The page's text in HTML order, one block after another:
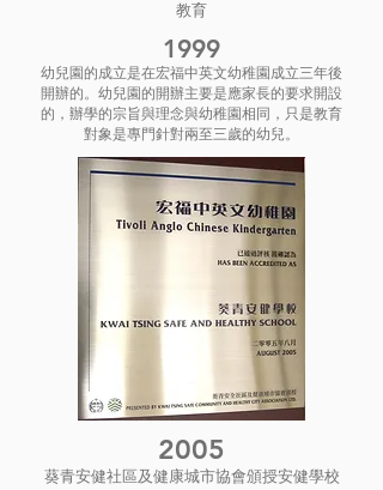
教育
1999
幼兒園的成立是在宏福中英文幼稚園成立三年後
開辦的。幼兒園的開辦主要是應家長的要求開設
的，辦學的宗旨與理念與幼稚園相同，只是教育
對象是專門針對兩至三歲的幼兒。
2005
葵青安健社區及健康城市協會頒授安健學校